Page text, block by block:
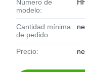
Número de
modelo:
Cantidad mínima
de pedido:
Precio: